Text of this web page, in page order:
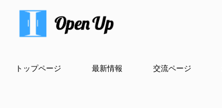
トップページ 最新情報 交流ページ